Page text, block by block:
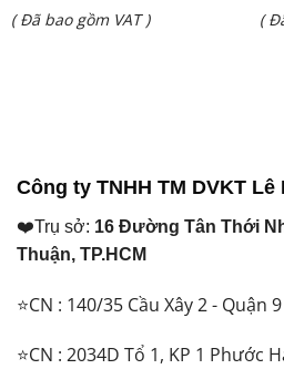
là:
Giá
( Đã bao gồm VAT )
là:
Giá
(
Công ty TNHH TM DVKT Lê
❤️Trụ sở: 16 Đường Tân Thới
Thuận, TP.HCM
⭐CN : 140/35 Cầu Xây 2 - Quận 9
⭐CN : 2034D Tổ 1, KP 1 Phước